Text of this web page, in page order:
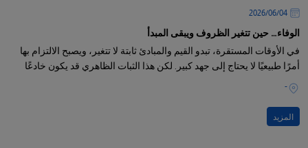
04‏/06‏/2026
الوفاء… حين تتغير الظروف ويبقى المبدأ
في الأوقات المستقرة، تبدو القيم والمبادئ ثابتة لا تتغير، ويصبح الالتزام بها
أمرًا طبيعيًا لا يحتاج إلى جهد كبير. لكن هذا الثبات الظاهري قد يكون خادعًا
-
المزيد